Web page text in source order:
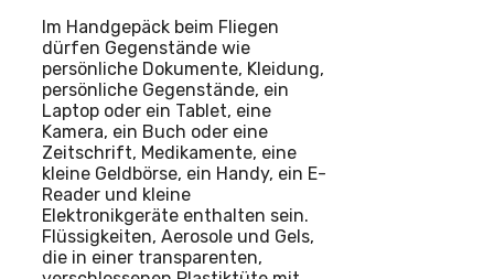
Im Handgepäck beim Fliegen
dürfen Gegenstände wie
persönliche Dokumente, Kleidung,
persönliche Gegenstände, ein
Laptop oder ein Tablet, eine
Kamera, ein Buch oder eine
Zeitschrift, Medikamente, eine
kleine Geldbörse, ein Handy, ein E-
Reader und kleine
Elektronikgeräte enthalten sein.
Flüssigkeiten, Aerosole und Gels,
die in einer transparenten,